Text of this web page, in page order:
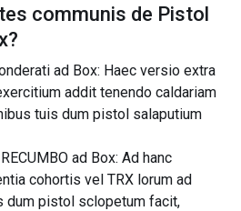
communis de Pistol
?
ad Box: Haec versio extra
addit tenendo caldariam
tuis dum pistol salaputium
ad Box: Ad hanc
cohortis vel TRX lorum ad
dum pistol sclopetum facit,